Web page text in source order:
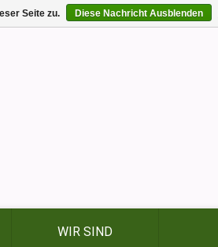
WIR SIND
Seite zu. Diese Nachricht Ausblenden